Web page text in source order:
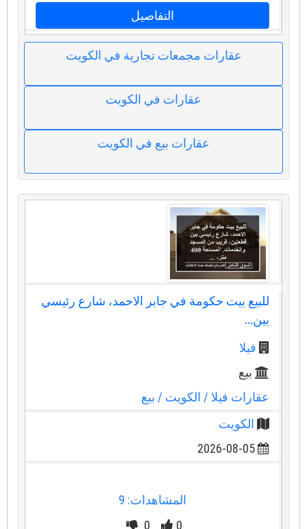
التفاصيل
عقارات مجمعات تجارية في الكويت
عقارات في الكويت
عقارات بيع في الكويت
للبيع بيت حكومة في جابر الاحمد، شارع رئيسي
بين...
فيلا
بيع
عقارات فيلا/ الكويت/ بيع
الكويت
2026-08-05
المشاهدات: 9
0
0